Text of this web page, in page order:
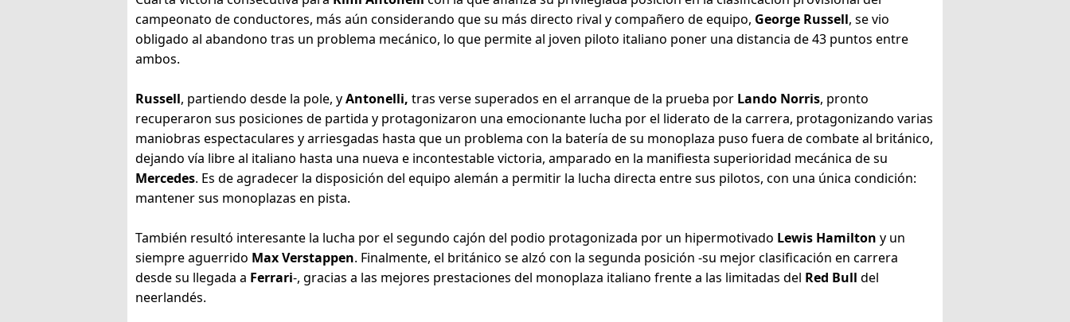
campeonato de conductores, más aún considerando que su más directo rival y compañero de equipo, George Russell, se vio
obligado al abandono tras un problema mecánico, lo que permite al joven piloto italiano poner una distancia de 43 puntos entre
ambos.
Russell, partiendo desde la pole, yAntonelli, tras verse superados en el arranque de la prueba por Lando Norris, pronto
recuperaron sus posiciones de partida y protagonizaron una emocionante lucha por el liderato de la carrera, protagonizando varias
maniobras espectaculares y arriesgadas hasta que un problema con la batería de su monoplaza puso fuera de combate al británico,
dejando vía libre al italiano hasta una nueva e incontestable victoria, amparado en la manifiesta superioridad mecánica de su
Mercedes. Es de agradecer la disposición del equipo alemán a permitir la lucha directa entre sus pilotos, con una única condición:
mantener sus monoplazas en pista.
También resultó interesante la lucha por el segundo cajón del podio protagonizada por un hipermotivado Lewis Hamilton y un
siempre aguerrido Max Verstappen. Finalmente, el británico se alzó con la segunda posición -su mejor clasificación en carrera
desde su llegada a Ferrari-, gracias a las mejores prestaciones del monoplaza italiano frente a las limitadas del Red Bull del
neerlandés.